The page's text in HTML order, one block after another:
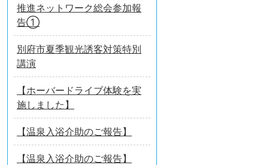
推進ネットワーク総会参加報
告①
別府市夏季観光誘客対策特別
講演
【ホーバードライブ体験を実
施しました】
【温泉入浴介助のご報告】
【温泉入浴介助のご報告】